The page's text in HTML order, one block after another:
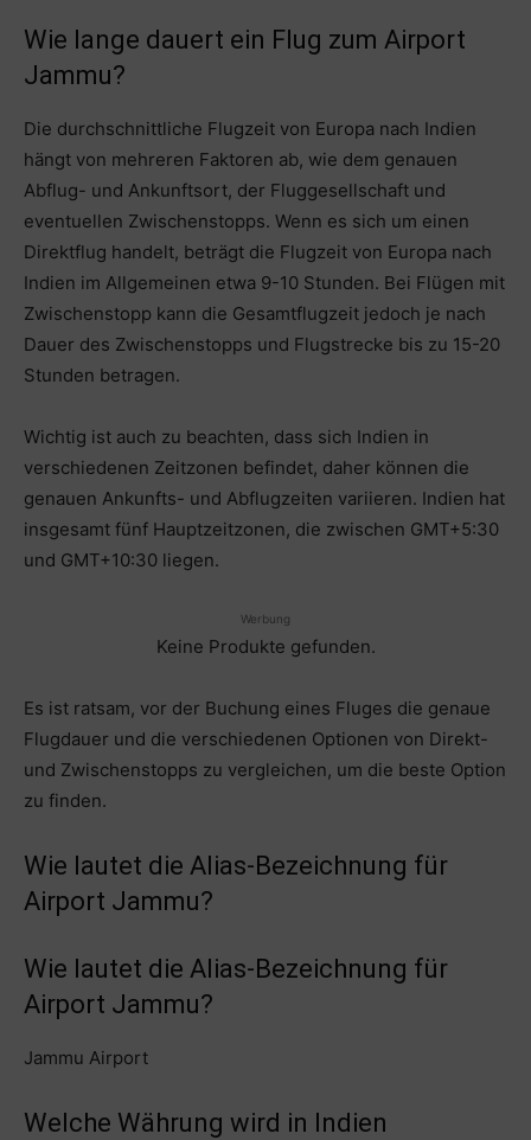
Wie lange dauert ein Flug zum Airport
Jammu?
Die durchschnittliche Flugzeit von Europa nach Indien
hängt von mehreren Faktoren ab, wie dem genauen
Abflug- und Ankunftsort, der Fluggesellschaft und
eventuellen Zwischenstopps. Wenn es sich um einen
Direktflug handelt, beträgt die Flugzeit von Europa nach
Indien im Allgemeinen etwa 9-10 Stunden. Bei Flügen mit
Zwischenstopp kann die Gesamtflugzeit jedoch je nach
Dauer des Zwischenstopps und Flugstrecke bis zu 15-20
Stunden betragen.
Wichtig ist auch zu beachten, dass sich Indien in
verschiedenen Zeitzonen befindet, daher können die
genauen Ankunfts- und Abflugzeiten variieren. Indien hat
insgesamt fünf Hauptzeitzonen, die zwischen GMT+5:30
und GMT+10:30 liegen.
Werbung
Keine Produkte gefunden.
Es ist ratsam, vor der Buchung eines Fluges die genaue
Flugdauer und die verschiedenen Optionen von Direkt-
und Zwischenstopps zu vergleichen, um die beste Option
zu finden.
Wie lautet die Alias-Bezeichnung für
Airport Jammu?
Wie lautet die Alias-Bezeichnung für
Airport Jammu?
Jammu Airport
Welche Währung wird in Indien